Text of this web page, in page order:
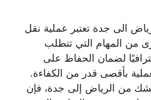
الى جدة تعتبر عملية نقل
من المهام التي تتطلب
لضمان الحفاظ على
بأقصى قدر من الكفاءة.
من الرياض إلى جدة، فإن